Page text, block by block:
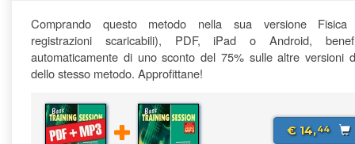
Comprando questo metodo nella sua versione Fisica
registrazioni scaricabili), PDF, iPad o Android,
automaticamente di uno sconto del 75% sulle altre versioni
dello stesso metodo. Approfittane!
€ 14,44